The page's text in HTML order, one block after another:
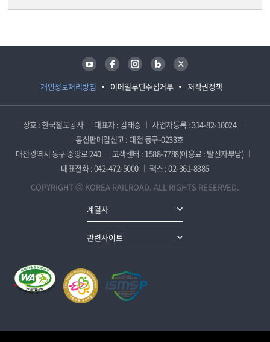
개인정보처리방침 이메일무단수집거부 저작권정책
유튜브 페이스북 인스타그램 블로그 트위터
상호 : 한국철도공사 대표자 : 김태승
사업자등록 : 314-82-10024
통신판매업신고 : 대전 동구-0233호
대전광역시 동구 중앙로 240
고객센터 : 1588-7788(이용료 : 발신자부담)
대표전화 : 042-472-5000
팩스 : 02-361-8385
COPYRIGHT ⓒ KOREA RAILROAD. ALL RIGHTS RESERVED.
계열사
관련사이트